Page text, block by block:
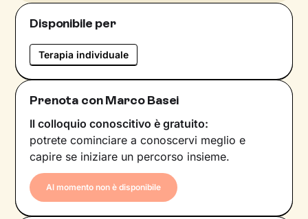
Disponibile per
Terapia individuale
Prenota con Marco Basei
Il colloquio conoscitivo è gratuito:
potrete cominciare a conoscervi meglio e
capire se iniziare un percorso insieme.
Al momento non è disponibile